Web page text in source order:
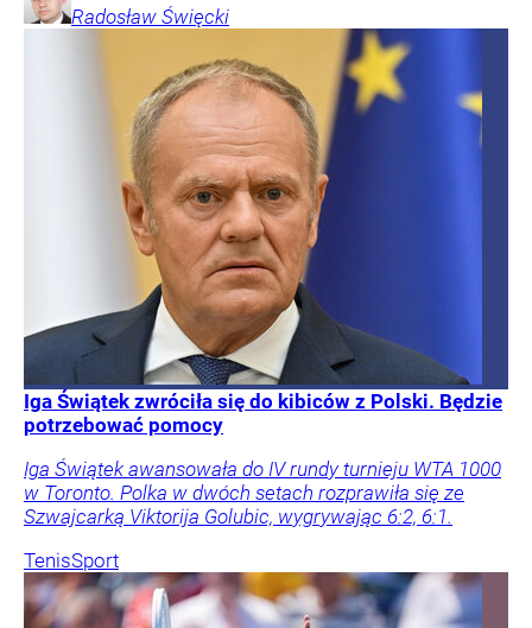
Radosław Święcki
Iga Świątek zwróciła się do kibiców z Polski. Będzie
potrzebować pomocy
Iga Świątek awansowała do IV rundy turnieju WTA 1000
w Toronto. Polka w dwóch setach rozprawiła się ze
Szwajcarką Viktorija Golubic, wygrywając 6:2, 6:1.
TenisSport